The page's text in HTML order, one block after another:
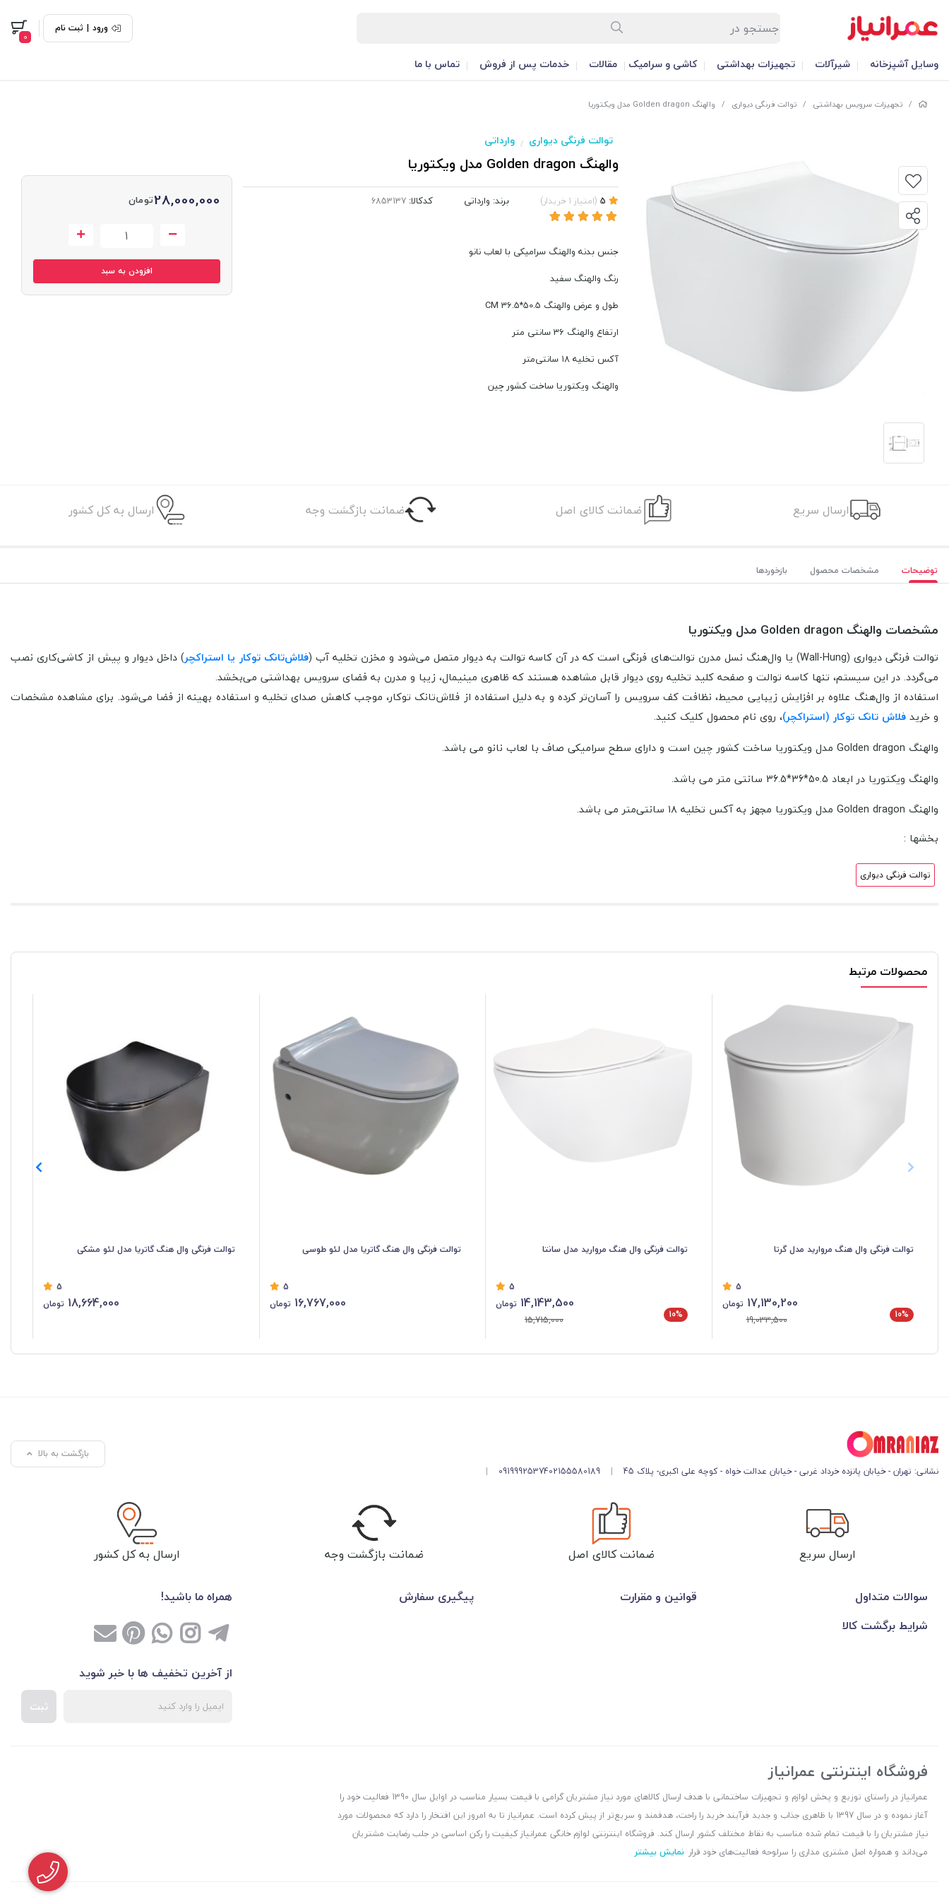
ورود | ثبت نام
0
وسایل آشپزخانه شیرآلات تجهیزات بهداشتی کاشی و سرامیک مقالات خدمات پس از فروش تماس با ما
/ تجهیزات سرویس بهداشتی / توالت فرنگی دیواری / والهنگ Golden dragon مدل ویکتوریا
توالت فرنگی دیواری / وارداتی
والهنگ Golden dragon مدل ویکتوریا
(امتیاز 1 خریدار) برند: وارداتی کدکالا:
جنس بدنه والهنگ سرامیکی با لعاب نانو
رنگ والهنگ سفید
طول و عرض والهنگ 50.5*36.5 CM
ارتفاع والهنگ 36 سانتی متر
آکس تخلیه ۱۸ سانتی‌متر
والهنگ ویکتوریا ساخت کشور چین
28,000,000تومان
افزودن به سبد
ارسال سریع ضمانت کالای اصل ضمانت بازگشت وجه ارسال به کل کشور
توضیحات مشخصات محصول بازخوردها
مشخصات والهنگ Golden dragon مدل ویکتوریا
توالت فرنگی دیواری (Wall-Hung) یا وال‌هنگ نسل مدرن توالت‌های فرنگی است که در آن کاسه توالت به دیوار متصل می‌شود و مخزن تخلیه آب ( فلاش‌تانک توکار یا استراکچر) داخل دیوار و پیش از کاشی‌کاری نصب
می‌گردد. در این سیستم، تنها کاسه توالت و صفحه کلید تخلیه روی دیوار قابل مشاهده هستند که ظاهری مینیمال، زیبا و مدرن به فضای سرویس بهداشتی می‌بخشد.
استفاده از وال‌هنگ علاوه بر افزایش زیبایی محیط، نظافت کف سرویس را آسان‌تر کرده و به دلیل استفاده از فلاش‌تانک توکار، موجب کاهش صدای تخلیه و استفاده بهینه از فضا می‌شود. برای مشاهده مشخصات
و خرید فلاش تانک توکار (استراکچر)، روی نام محصول کلیک کنید.
والهنگ Golden dragon مدل ویکتوریا ساخت کشور چین است و دارای سطح سرامیکی صاف با لعاب نانو می باشد.
والهنگ ویکتوریا در ابعاد 50.5*36*36.5 سانتی متر می باشد.
والهنگ Golden dragon مدل ویکتوریا مجهز به آکس تخلیه ۱۸ سانتی‌متر می باشد.
بخشها :
توالت فرنگی دیواری
محصولات مرتبط
توالت فرنگی وال هنگ مروارید مدل گرتا
5
10%
17,130,200 تومان
19,033,500
توالت فرنگی وال هنگ مروارید مدل سانتا
5
10%
14,143,500 تومان
15,715,000
توالت فرنگی وال هنگ گاتریا مدل لئو طوسی
5
16,767,000 تومان
توالت فرنگی وال هنگ گاتریا مدل لئو مشکی
5
18,664,000 تومان
نشانی: تهران - خیابان پانزده خرداد غربی - خیابان عدالت خواه - کوچه علی اکبری- پلاک 45 |
02155580189
09199925374
|
بازگشت به بالا
ارسال سریع ضمانت کالای اصل ضمانت بازگشت وجه ارسال به کل کشور
سوالات متداول قوانین و مقرارت
پیگیری سفارش
شرایط برگشت کالا
همراه ما باشید!
از آخرین تخفیف ها با خبر شوید
ثبت
فروشگاه اینترنتی عمرانیاز
عمرانیاز در راستای توزیع و پخش لوازم و تجهیزات ساختمانی با هدف ارسال کالاهای مورد نیاز مشتریان گرامی با قیمت بسیار مناسب در اوایل سال 1390 فعالیت خود را
آغاز نموده و در سال 1397 با ظاهری جذاب و جدید فرآیند خرید را راحت، هدفمند و سریع‌تر از پیش کرده است. عمرانیاز تا به امروز این افتخار را دارد که محصولات مورد
نیاز مشتریان را با قیمت تمام شده مناسب به نقاط مختلف کشور ارسال کند. فروشگاه اینترنتی لوازم خانگی عمرانیاز کیفیت را رکن اساسی در جلب رضایت مشتریان
می‌داند و همواره اصل مشتری مداری را سرلوحه فعالیت‌های خود قرار نمایش بیشتر